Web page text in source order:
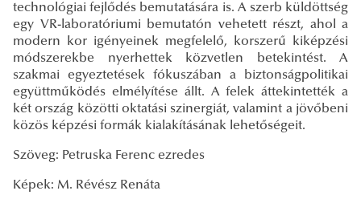
technológiai fejlődés bemutatására is. A szerb küldöttség
egy VR-laboratóriumi bemutatón vehetett részt, ahol a
modern kor igényeinek megfelelő, korszerű kiképzési
módszerekbe nyerhettek közvetlen betekintést. A
szakmai egyeztetések fókuszában a biztonságpolitikai
együttműködés elmélyítése állt. A felek áttekintették a
két ország közötti oktatási szinergiát, valamint a jövőbeni
közös képzési formák kialakításának lehetőségeit.
Szöveg: Petruska Ferenc ezredes
Képek: M. Révész Renáta